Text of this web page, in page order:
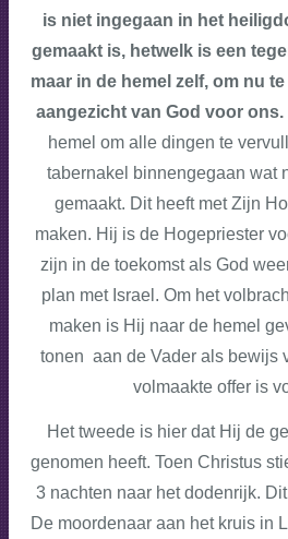
is niet ingegaan in het
gemaakt is, hetwelk is een
maar in de hemel zelf, om nu
aangezicht van God voor ons.
hemel om alle dingen te
tabernakel binnengegaan wat
gemaakt. Dit heeft met Zijn
maken. Hij is de Hogepriester
zijn in de toekomst als God
plan met Israel. Om het
maken is Hij naar de hemel
tonen aan de Vader als bewijs
volmaakte offer is
Het tweede is hier dat Hij de
genomen heeft. Toen Christus
3 nachten naar het dodenrijk.
De moordenaar aan het kruis in